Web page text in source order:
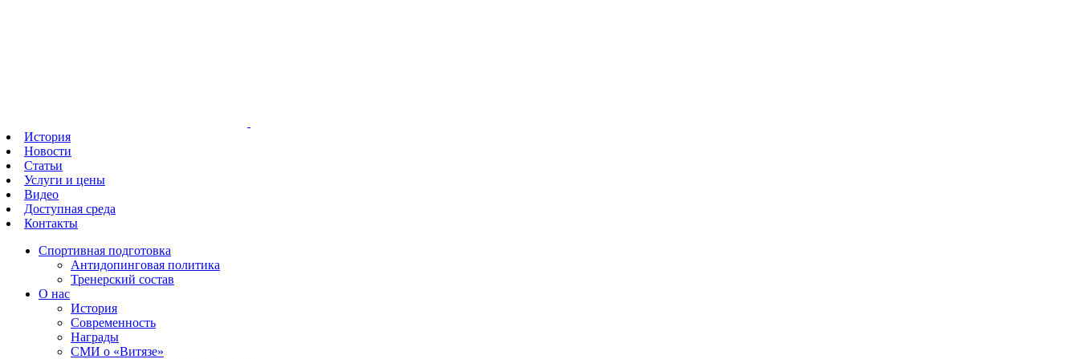
История
Новости
Статьи
Услуги и цены
Видео
Доступная среда
Контакты
Спортивная подготовка
Антидопинговая политика
Тренерский состав
О нас
История
Современность
Награды
СМИ о «Витязе»